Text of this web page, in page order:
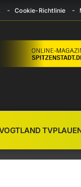
Cookie-Richtlinie
TV